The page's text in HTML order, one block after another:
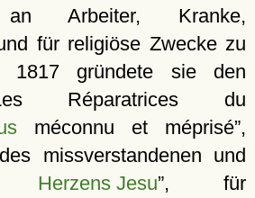
an Arbeiter, Kranke,
für religiöse Zwecke zu
1817 gründete sie den
Réparatrices du
méconnu et méprisé ,
missverstandenen und
Herzens Jesu , für